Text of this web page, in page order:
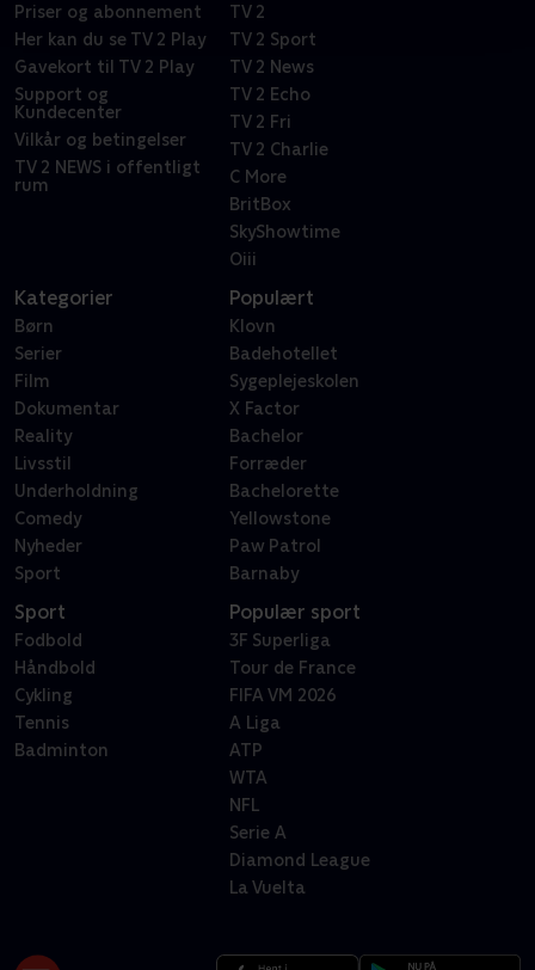
Priser og abonnement
Her kan du se TV 2 Play
Gavekort til TV 2 Play
Support og
Kundecenter
Vilkår og betingelser
TV 2 NEWS i offentligt
rum
TV 2
TV 2 Sport
TV 2 News
TV 2 Echo
TV 2 Fri
TV 2 Charlie
C More
BritBox
SkyShowtime
Oiii
Kategorier
Børn
Serier
Film
Dokumentar
Reality
Livsstil
Underholdning
Comedy
Nyheder
Sport
Populært
Klovn
Badehotellet
Sygeplejeskolen
X Factor
Bachelor
Forræder
Bachelorette
Yellowstone
Paw Patrol
Barnaby
Sport
Fodbold
Håndbold
Cykling
Tennis
Badminton
Populær sport
3F Superliga
Tour de France
FIFA VM 2026
A Liga
ATP
WTA
NFL
Serie A
Diamond League
La Vuelta